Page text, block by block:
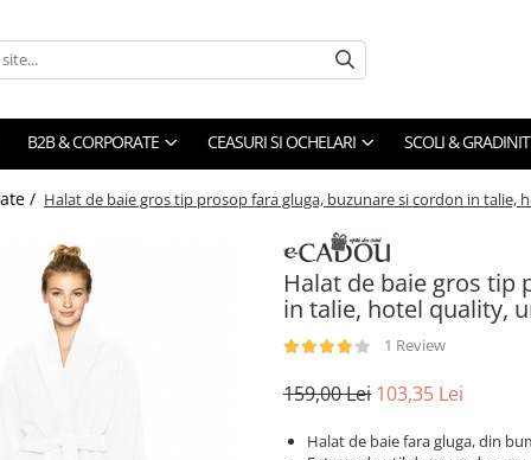
B2B & CORPORATE CEASURI SI OCHELARI SCOLI &
/ Halat de baie gros tip prosop fara gluga, buzunare si cordon in talie,
Halat de baie gros tip
in talie, hotel quality,
1 Review
159,00 Lei 103,35 Lei
Halat de baie fara gluga, din